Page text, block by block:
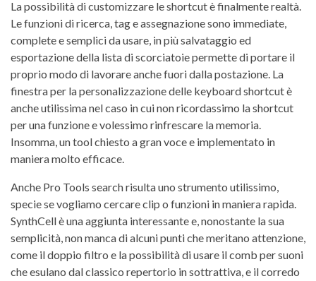
La possibilità di customizzare le shortcut è finalmente realtà.
Le funzioni di ricerca, tag e assegnazione sono immediate,
complete e semplici da usare, in più salvataggio ed
esportazione della lista di scorciatoie permette di portare il
proprio modo di lavorare anche fuori dalla postazione. La
finestra per la personalizzazione delle keyboard shortcut è
anche utilissima nel caso in cui non ricordassimo la shortcut
per una funzione e volessimo rinfrescare la memoria.
Insomma, un tool chiesto a gran voce e implementato in
maniera molto efficace.
Anche Pro Tools search risulta uno strumento utilissimo,
specie se vogliamo cercare clip o funzioni in maniera rapida.
SynthCell è una aggiunta interessante e, nonostante la sua
semplicità, non manca di alcuni punti che meritano attenzione,
come il doppio filtro e la possibilità di usare il comb per suoni
che esulano dal classico repertorio in sottrattiva, e il corredo